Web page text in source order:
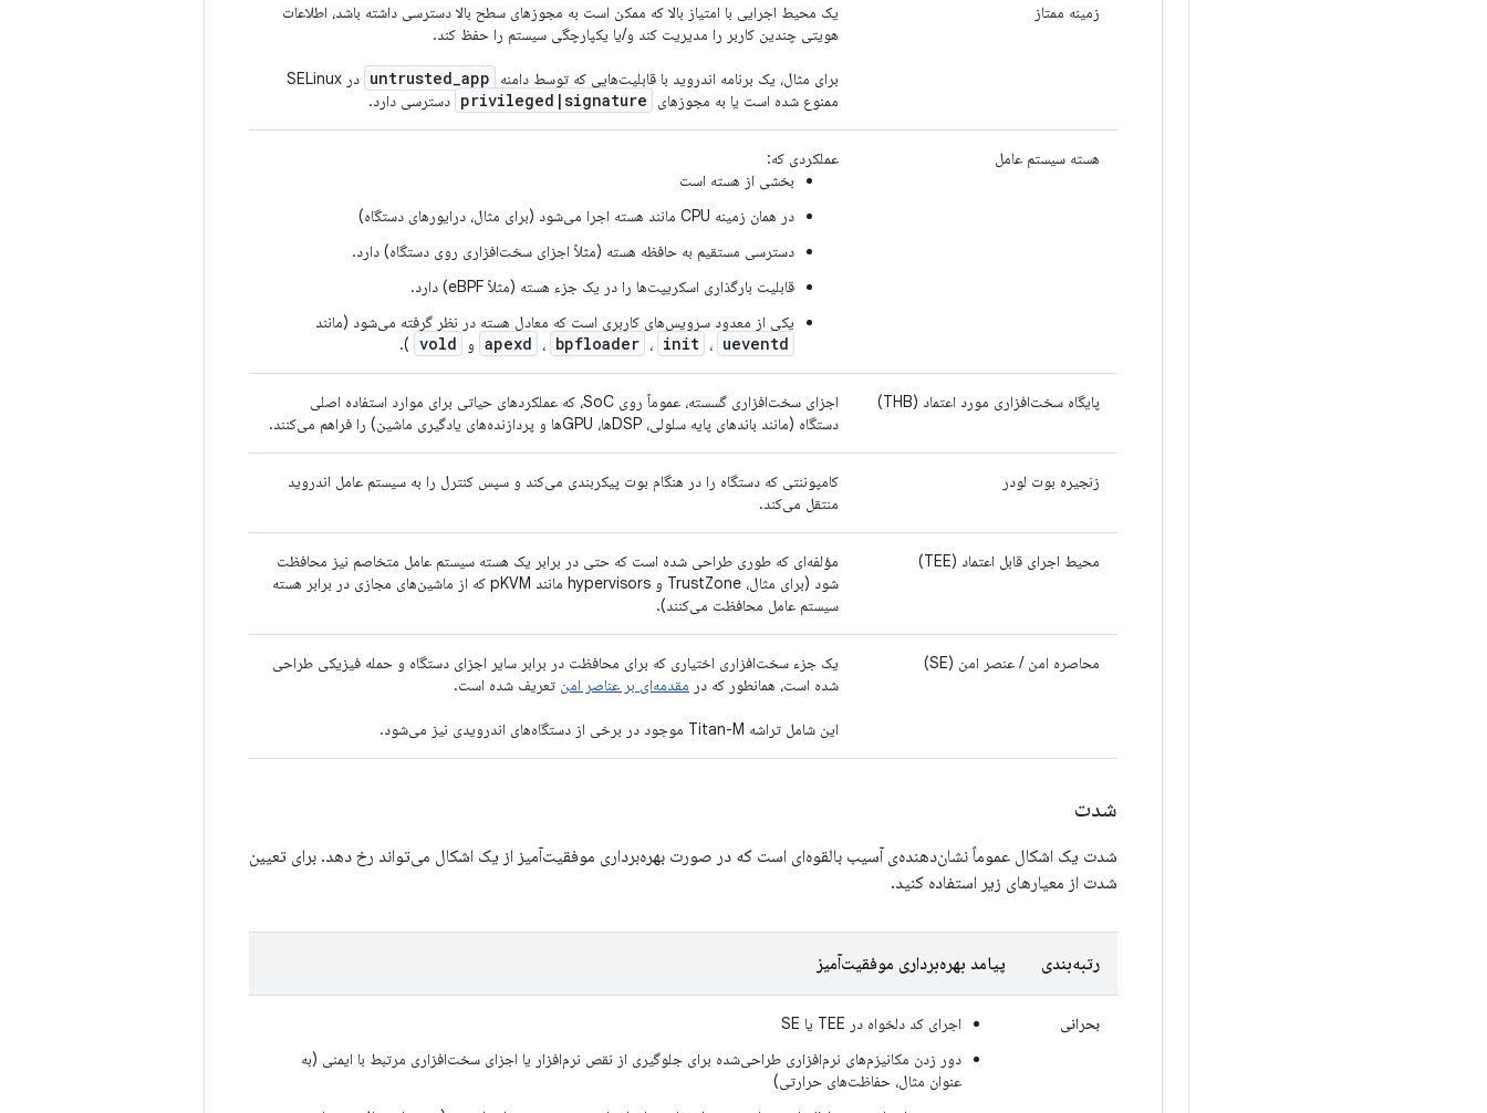
زمینه ممتاز
یک محیط اجرایی با امتیاز بالا که ممکن است به مجوزهای سطح بالا دسترسی داشته باشد، اطلاعات
هویتی چندین کاربر را مدیریت کند و/یا یکپارچگی سیستم را حفظ کند.
برای مثال، یک برنامه اندروید با قابلیت‌هایی که توسط دامنه untrusted_app
در SELinux
ممنوع شده است یا به مجوزهای
privileged |signature دسترسی دارد.
هسته سیستم عامل
عملکردی که:
بخشی از هسته است
در همان زمینه CPU مانند هسته اجرا می‌شود (برای مثال، درایورهای دستگاه)
دسترسی مستقیم به حافظه هسته (مثلاً اجزای سخت‌افزاری روی دستگاه) دارد.
قابلیت بارگذاری اسکریپت‌ها را در یک جزء هسته (مثلاً eBPF) دارد.
یکی از معدود سرویس‌های کاربری است که معادل هسته در نظر گرفته می‌شود (مانند
apexd ، bpfloader ، init ، ueventd و vold
).
پایگاه سخت‌افزاری مورد اعتماد (THB)
اجزای سخت‌افزاری گسسته، عموماً روی SoC، که عملکردهای حیاتی برای موارد استفاده اصلی
دستگاه (مانند باندهای پایه سلولی، DSPها، GPUها و پردازنده‌های یادگیری ماشین) را فراهم می‌کنند.
زنجیره بوت لودر
کامپوننتی که دستگاه را در هنگام بوت پیکربندی می‌کند و سپس کنترل را به سیستم عامل اندروید
منتقل می‌کند.
محیط اجرای قابل اعتماد (TEE)
مؤلفه‌ای که طوری طراحی شده است که حتی در برابر یک هسته سیستم عامل متخاصم نیز محافظت
شود (برای مثال، TrustZone و hypervisors مانند pKVM که از ماشین‌های مجازی در برابر هسته
سیستم عامل محافظت می‌کنند).
محاصره امن / عنصر امن (SE)
یک جزء سخت‌افزاری اختیاری که برای محافظت در برابر سایر اجزای دستگاه و حمله فیزیکی طراحی
شده است، همانطور که در مقدمه‌ای بر عناصر امن تعریف شده است.
این شامل تراشه Titan-M موجود در برخی از دستگاه‌های اندرویدی نیز می‌شود.
شدت
شدت یک اشکال عموماً نشان‌دهنده‌ی آسیب بالقوه‌ای است که در صورت بهره‌برداری موفقیت‌آمیز از یک اشکال می‌تواند رخ دهد. برای تعیین
شدت از معیارهای زیر استفاده کنید.
رتبه‌بندی پیامد بهره‌برداری موفقیت‌آمیز
بحرانی
اجرای کد دلخواه در TEE یا SE
دور زدن مکانیزم‌های نرم‌افزاری طراحی‌شده برای جلوگیری از نقص نرم‌افزار یا اجزای سخت‌افزاری مرتبط با ایمنی (به
عنوان مثال، حفاظت‌های حرارتی)